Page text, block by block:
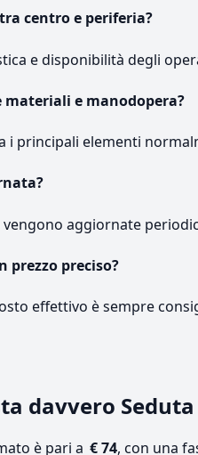
centro e periferia?
e disponibilità degli
e manodopera?
i principali elementi
vengono aggiornate
prezzo preciso?
effettivo è sempre
davvero
è pari a € 74, con una